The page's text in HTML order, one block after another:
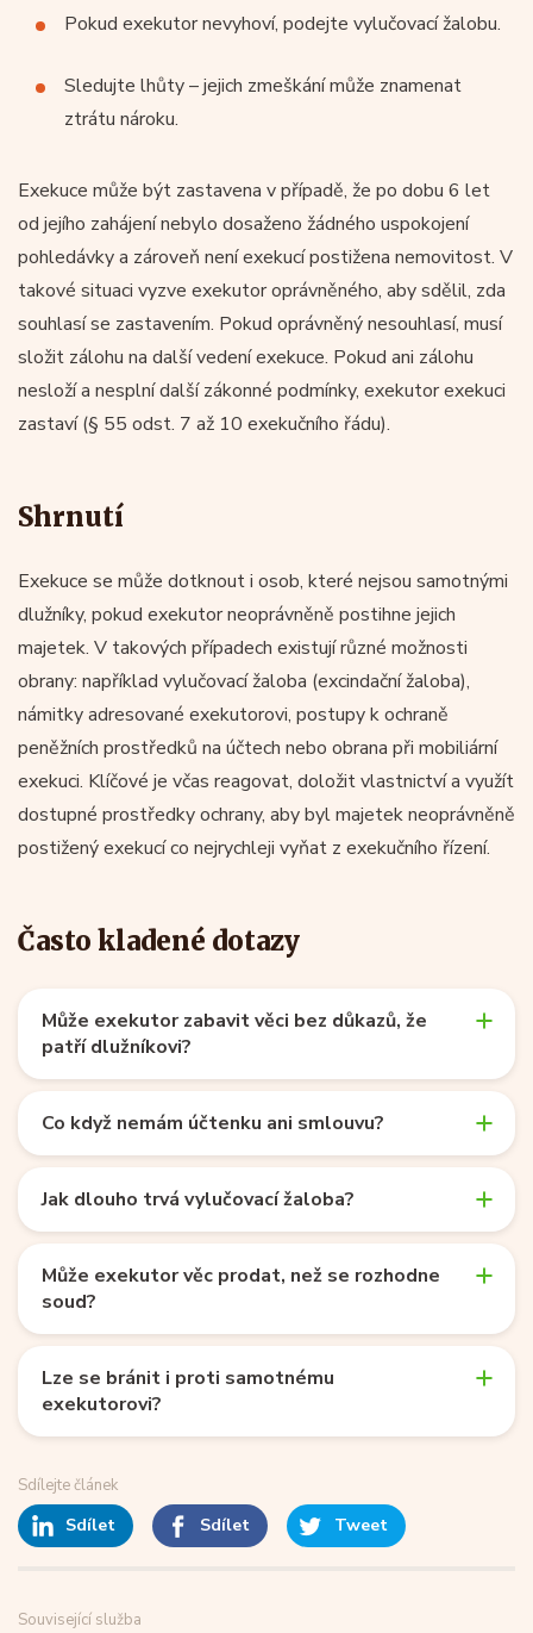
Pokud exekutor nevyhoví, podejte vylučovací žalobu.
Sledujte lhůty – jejich zmeškání může znamenat
ztrátu nároku.
Exekuce může být zastavena v případě, že po dobu 6 let
od jejího zahájení nebylo dosaženo žádného uspokojení
pohledávky a zároveň není exekucí postižena nemovitost. V
takové situaci vyzve exekutor oprávněného, aby sdělil, zda
souhlasí se zastavením. Pokud oprávněný nesouhlasí, musí
složit zálohu na další vedení exekuce. Pokud ani zálohu
nesloží a nesplní další zákonné podmínky, exekutor exekuci
zastaví (§ 55 odst. 7 až 10 exekučního řádu).
Shrnutí
Exekuce se může dotknout i osob, které nejsou samotnými
dlužníky, pokud exekutor neoprávněně postihne jejich
majetek. V takových případech existují různé možnosti
obrany: například vylučovací žaloba (excindační žaloba),
námitky adresované exekutorovi, postupy k ochraně
peněžních prostředků na účtech nebo obrana při mobiliární
exekuci. Klíčové je včas reagovat, doložit vlastnictví a využít
dostupné prostředky ochrany, aby byl majetek neoprávněně
postižený exekucí co nejrychleji vyňat z exekučního řízení.
Často kladené dotazy
Může exekutor zabavit věci bez důkazů, že
patří dlužníkovi?
Co když nemám účtenku ani smlouvu?
Jak dlouho trvá vylučovací žaloba?
Může exekutor věc prodat, než se rozhodne
soud?
Lze se bránit i proti samotnému
exekutorovi?
Sdílejte článek
Sdílet Sdílet Tweet
Související služba